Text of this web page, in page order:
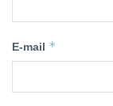
E-mail *